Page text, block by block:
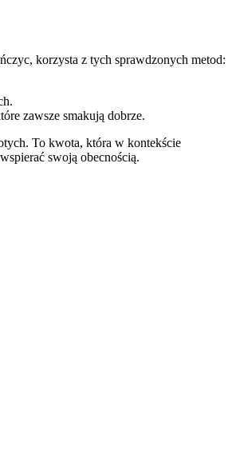
korzysta z tych sprawdzonych metod:
zawsze smakują dobrze.
To kwota, która w kontekście
swoją obecnością.